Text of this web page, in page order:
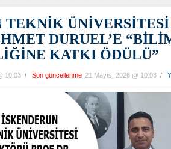
TEKNİK
DURUEL’E
KATKI ÖDÜLÜ”
10:03 / Son güncellenme 21 Mayıs, 2026 @ 10:03 /